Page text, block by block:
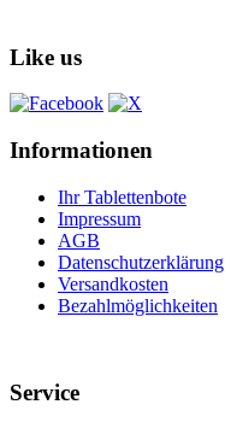
Like us
Informationen
Ihr Tablettenbote
Impressum
AGB
Datenschutzerklärung
Versandkosten
Bezahlmöglichkeiten
Service